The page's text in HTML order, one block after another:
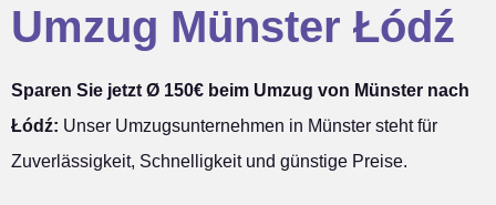
Umzug Münster Łódź
Sparen Sie jetzt Ø 150€ beim Umzug von Münster nach
Łódź: Unser Umzugsunternehmen in Münster steht für
Zuverlässigkeit, Schnelligkeit und günstige Preise.